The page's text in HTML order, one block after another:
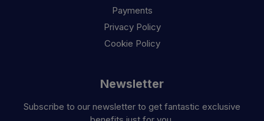
Payments
Privacy Policy
Cookie Policy
Newsletter
Subscribe to our newsletter to get fantastic exclusive